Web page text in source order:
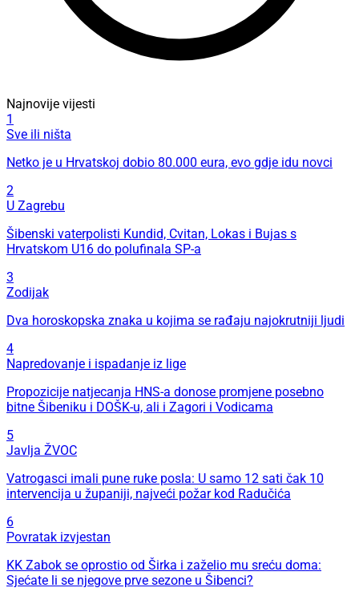
Najnovije vijesti
1
Sve ili ništa
Netko je u Hrvatskoj dobio 80.000 eura, evo gdje idu novci
2
U Zagrebu
Šibenski vaterpolisti Kundid, Cvitan, Lokas i Bujas s
Hrvatskom U16 do polufinala SP-a
3
Zodijak
Dva horoskopska znaka u kojima se rađaju najokrutniji ljudi
4
Napredovanje i ispadanje iz lige
Propozicije natjecanja HNS-a donose promjene posebno
bitne Šibeniku i DOŠK-u, ali i Zagori i Vodicama
5
Javlja ŽVOC
Vatrogasci imali pune ruke posla: U samo 12 sati čak 10
intervencija u županiji, najveći požar kod Radučića
6
Povratak izvjestan
KK Zabok se oprostio od Širka i zaželio mu sreću doma:
Sjećate li se njegove prve sezone u Šibenci?